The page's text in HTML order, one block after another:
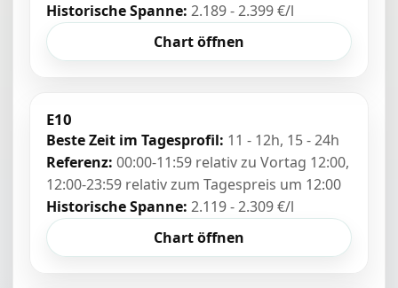
Historische Spanne: 2.189 - 2.399 €/l
Chart öffnen
E10
Beste Zeit im Tagesprofil: 11 - 12h, 15 - 24h
Referenz: 00:00-11:59 relativ zu Vortag 12:00,
12:00-23:59 relativ zum Tagespreis um 12:00
Historische Spanne: 2.119 - 2.309 €/l
Chart öffnen